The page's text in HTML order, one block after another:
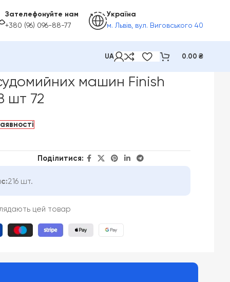
Зателефонуйте нам
+380 (96) 096-88-77
Україна
м. Львів, вул. Виговського 40
UA 0.00 ₴
машин Finish
шт 72
Поділитися:
216 шт.
цей товар